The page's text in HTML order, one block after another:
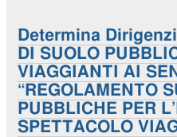
Determina
DI SUOLO
VIAGGIANTI AI
“REGOLAMENTO
PUBBLICHE PER
SPETTACOLO